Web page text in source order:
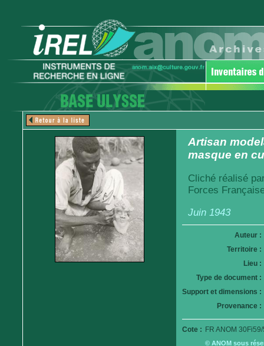
Artisan
masque en
Cliché réalisé
Forces
Juin 1943
Auteur :
Territoire :
Lieu :
Type de document :
Support et dimensions :
Provenance :
Cote : FR ANOM
© ANOM sous